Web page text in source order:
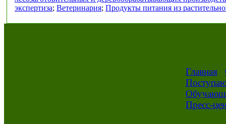
экспертиза; Ветеринария; Продукты питания из
Главная
Пресс-